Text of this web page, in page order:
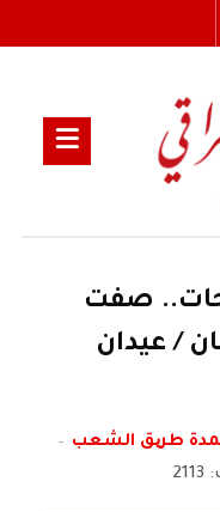
صفت
/ عيدان
طریق الشعب